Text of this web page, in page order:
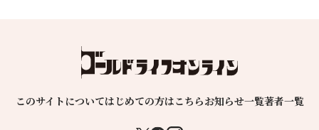
このサイトについてはじめての方はこちらお知らせ一覧著者一覧